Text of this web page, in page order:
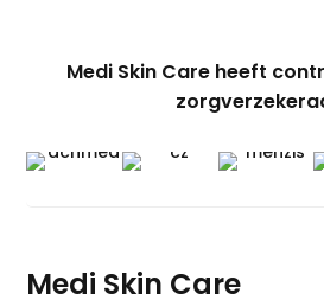
de
Medi Skin Care heeft
Medi Skin Care